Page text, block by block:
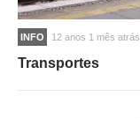
INFO 12 anos 1 mês atrás
Transportes